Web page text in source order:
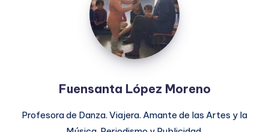
Moreno
Fuensanta López Moreno
Profesora de Danza. Viajera. Amante de las Artes y la